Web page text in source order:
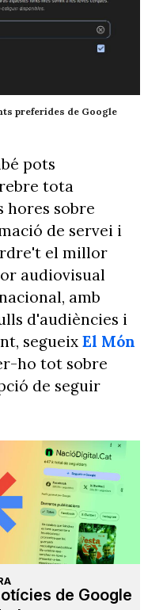
preferides de Google
pots
tota
sobre
de servei i
el millor
audiovisual
amb
d'audiències i
segueix El Món
ho tot sobre
de seguir
de Google